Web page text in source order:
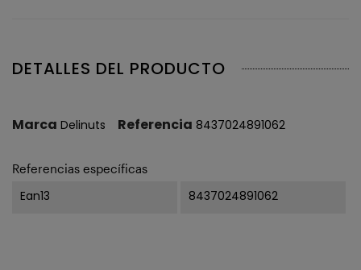
DETALLES DEL PRODUCTO
Marca Delinuts Referencia 8437024891062
Referencias específicas
Ean13 8437024891062